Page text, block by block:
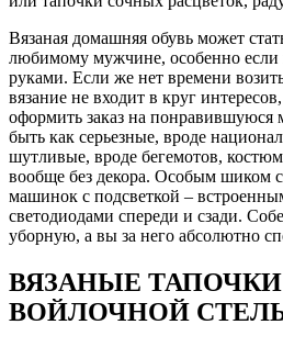
Вязаная домашняя обувь может
любимому мужчине, особенно
руками. Если же нет времени
вязание не входит в круг
оформить заказ на
быть как серьезные, вроде
шутливые, вроде бегемотов,
вообще без декора. Особым шиком
машинок с подсветкой –
светодиодами спереди и сзади.
уборную, а вы за него абсолютно
ВЯЗАНЫЕ
ВОЙЛОЧНОЙ